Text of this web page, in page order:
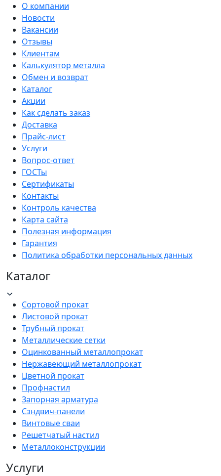
О компании
Новости
Вакансии
Отзывы
Клиентам
Калькулятор металла
Обмен и возврат
Каталог
Акции
Как сделать заказ
Доставка
Прайс-лист
Услуги
Вопрос-ответ
ГОСТы
Сертификаты
Контакты
Контроль качества
Карта сайта
Полезная информация
Гарантия
Политика обработки персональных данных
Каталог
Сортовой прокат
Листовой прокат
Трубный прокат
Металлические сетки
Оцинкованный металлопрокат
Нержавеющий металлопрокат
Цветной прокат
Профнастил
Запорная арматура
Сэндвич-панели
Винтовые сваи
Решетчатый настил
Металлоконструкции
Услуги